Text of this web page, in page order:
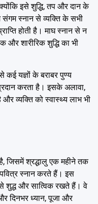
इसे शुद्धि, तप और दान के
संगम स्नान से व्यक्ति के सभी
होती है। माघ स्नान से न
और शारीरिक शुद्धि का भी
कई यज्ञों के बराबर पुण्य
करता है। इसके अलावा,
और व्यक्ति को स्वास्थ्य लाभ भी
जिसमें श्रद्धालु एक महीने तक
स्नान करते हैं। इस
से शुद्ध और सात्विक रखते हैं। वे
दिनभर ध्यान, पूजा और